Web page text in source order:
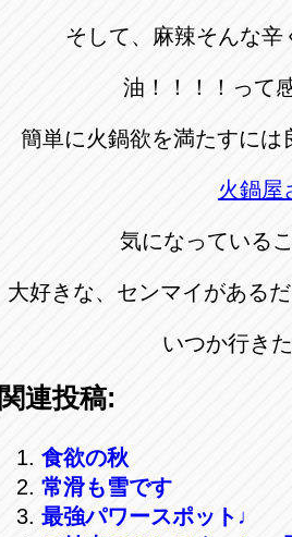
そして、麻辣そんな
油！！！！って
簡単に火鍋欲を満たすには
火鍋屋
気になっている
大好きな、センマイがある
いつか行き
関連投稿:
食欲の秋
常滑も雪です
最強パワースポット♩